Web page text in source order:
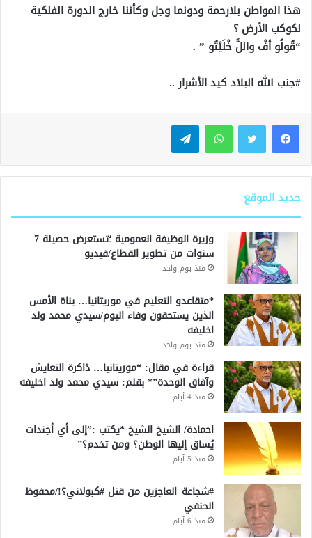
هذا المواطن بلارحمة ودونما وجل وكأننا خارج الدورة الفلكية
لكوكب الأرض ؟
“قُولُو أفْ واللَّ خْلَيْتُو ” .
#جنب الله البلاد كيد الأشرار ..
واتساب تيلقرام
جديد الموقع
وزيرة الوظيفة العمومية ؛تستعرض حصيلة 7
سنوات من تطوير القطاع/فيديو
منذ يوم واحد
*متقاعدو التعليم في موريتانيا… بناة الأمس
الذين يستحقون وفاء اليوم/سيدي محمد ولد
اخليفه
منذ يوم واحد
قراءة في مقال: “موريتانيا… ذاكرة التعايش
وآفاق الوحدة”* بقلم: سيدي محمد ولد اخليفه
منذ 4 أيام
احمادة/ الشيخ الشيخ *يكتب :”إلى أي أجندات
يُساق إليها الوطن؟ ومن تخدم؟”
منذ 5 أيام
#شجاعة_العاجزين من قتل #كبولاني؟!/محفوظ
الحنفي
منذ 6 أيام